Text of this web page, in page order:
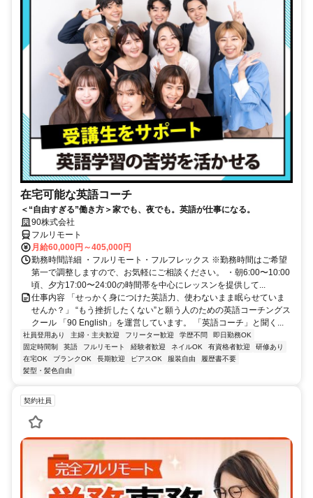
在宅可能な英語コーチ
＜“自由すぎる”働き方＞家でも、夜でも。英語が仕事になる。
90株式会社
フルリモート
月給60,000円～405,000円
勤務時間詳細 ・フルリモート・フルフレックス ※勤務時間はご希望
第一で調整しますので、お気軽にご相談ください。 ・朝6:00〜10:00
頃、夕方17:00〜24:00の時間帯を中心にレッスンを提供して...
仕事内容 「せっかく身につけた英語力、使わないまま眠らせていま
せんか？」 “もう挫折したくない”と願う人のための英語コーチングス
クール 「90 English」を運営しています。 「英語コーチ」と聞く...
社員登用あり 主婦・主夫歓迎 フリーター歓迎 学歴不問
即日勤務OK
固定時間制
英語 フルリモート 経験者歓迎 ネイルOK 有資格者歓迎
研修あり
在宅OK
ブランクOK 長期歓迎 ピアスOK 服装自由
履歴書不要
髪型・髪色自由
契約社員